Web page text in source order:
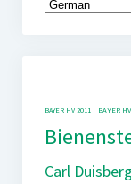
BAYER HV 2011 BAYER
Carl Duisberg